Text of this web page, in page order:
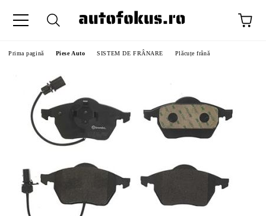
Prima pagină Piese Auto SISTEM DE FRÂNARE Plăcuțe frână